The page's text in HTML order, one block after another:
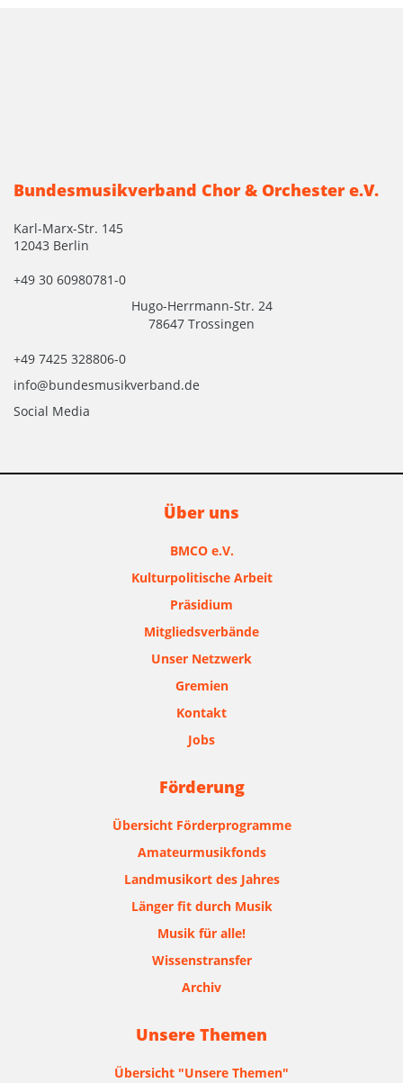
Bundesmusikverband Chor & Orchester e.V.
Karl-Marx-Str. 145
12043 Berlin
+49 30 60980781-0
Hugo-Herrmann-Str. 24
78647 Trossingen
+49 7425 328806-0
info@bundesmusikverband.de
Social Media
Über uns
BMCO e.V.
Kulturpolitische Arbeit
Präsidium
Mitgliedsverbände
Unser Netzwerk
Gremien
Kontakt
Jobs
Förderung
Übersicht Förderprogramme
Amateurmusikfonds
Landmusikort des Jahres
Länger fit durch Musik
Musik für alle!
Wissenstransfer
Archiv
Unsere Themen
Übersicht "Unsere Themen"